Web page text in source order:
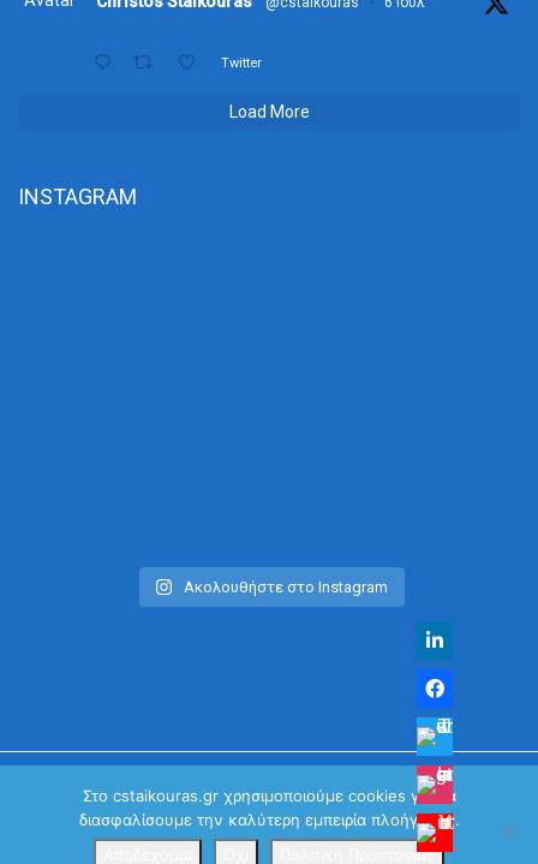
Twitter
Load More
INSTAGRAM
Ακολουθήστε στο Instagram
© Χρήστος Σταϊκούρας | All Rights Reserved 2026
Κανονισμός Προστασίας Προσωπικών Δεδομένων
Στο cstaikouras.gr χρησιμοποιούμε cookies για να
διασφαλίσουμε την καλύτερη εμπειρία πλοήγησης.
Πολιτική Προστασίας